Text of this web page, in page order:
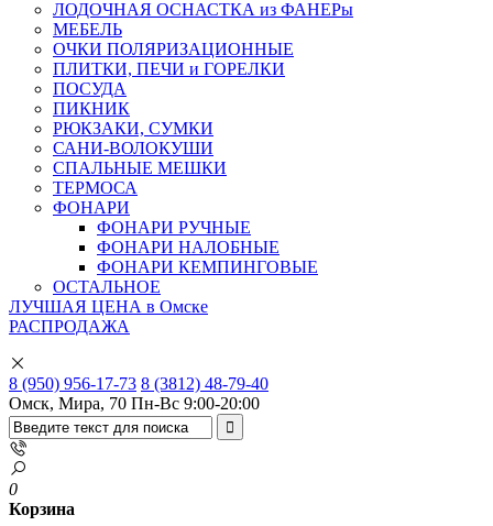
ЛОДОЧНАЯ ОСНАСТКА из ФАНЕРы
МЕБЕЛЬ
ОЧКИ ПОЛЯРИЗАЦИОННЫЕ
ПЛИТКИ, ПЕЧИ и ГОРЕЛКИ
ПОСУДА
ПИКНИК
РЮКЗАКИ, СУМКИ
САНИ-ВОЛОКУШИ
СПАЛЬНЫЕ МЕШКИ
ТЕРМОСА
ФОНАРИ
ФОНАРИ РУЧНЫЕ
ФОНАРИ НАЛОБНЫЕ
ФОНАРИ КЕМПИНГОВЫЕ
ОСТАЛЬНОЕ
ЛУЧШАЯ ЦЕНА в Омске
РАСПРОДАЖА
8 (950) 956-17-73 8 (3812) 48-79-40
Омск, Мира, 70 Пн-Вс 9:00-20:00
0
Корзина